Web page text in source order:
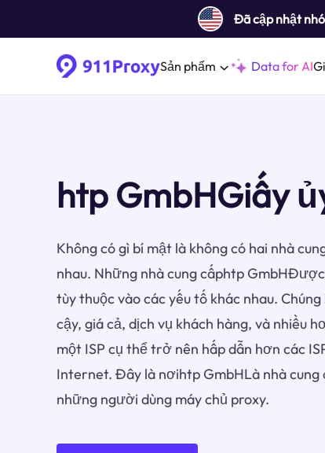
Đã cập nhật
Sản phẩm Data for AI
htp GmbHGiấy
Không có gì bí mật là không có hai nhà
nhau. Những nhà cung cấphtp
tùy thuộc vào các yếu tố khác nhau.
cậy, giá cả, dịch vụ khách hàng, và nhiều
một ISP cụ thể trở nên hấp dẫn hơn các
Internet. Đây là nơihtp GmbHLà nhà
những người dùng máy chủ proxy.